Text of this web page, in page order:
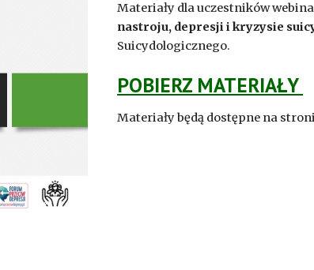
Materiały dla uczestników
nastroju, depresji i kryzysie
Suicydologicznego.
POBIERZ MATERIAŁY
Materiały będą dostępne na